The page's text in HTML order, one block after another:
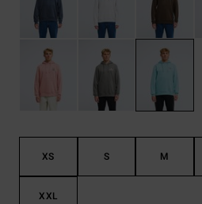
XS S M
XXL